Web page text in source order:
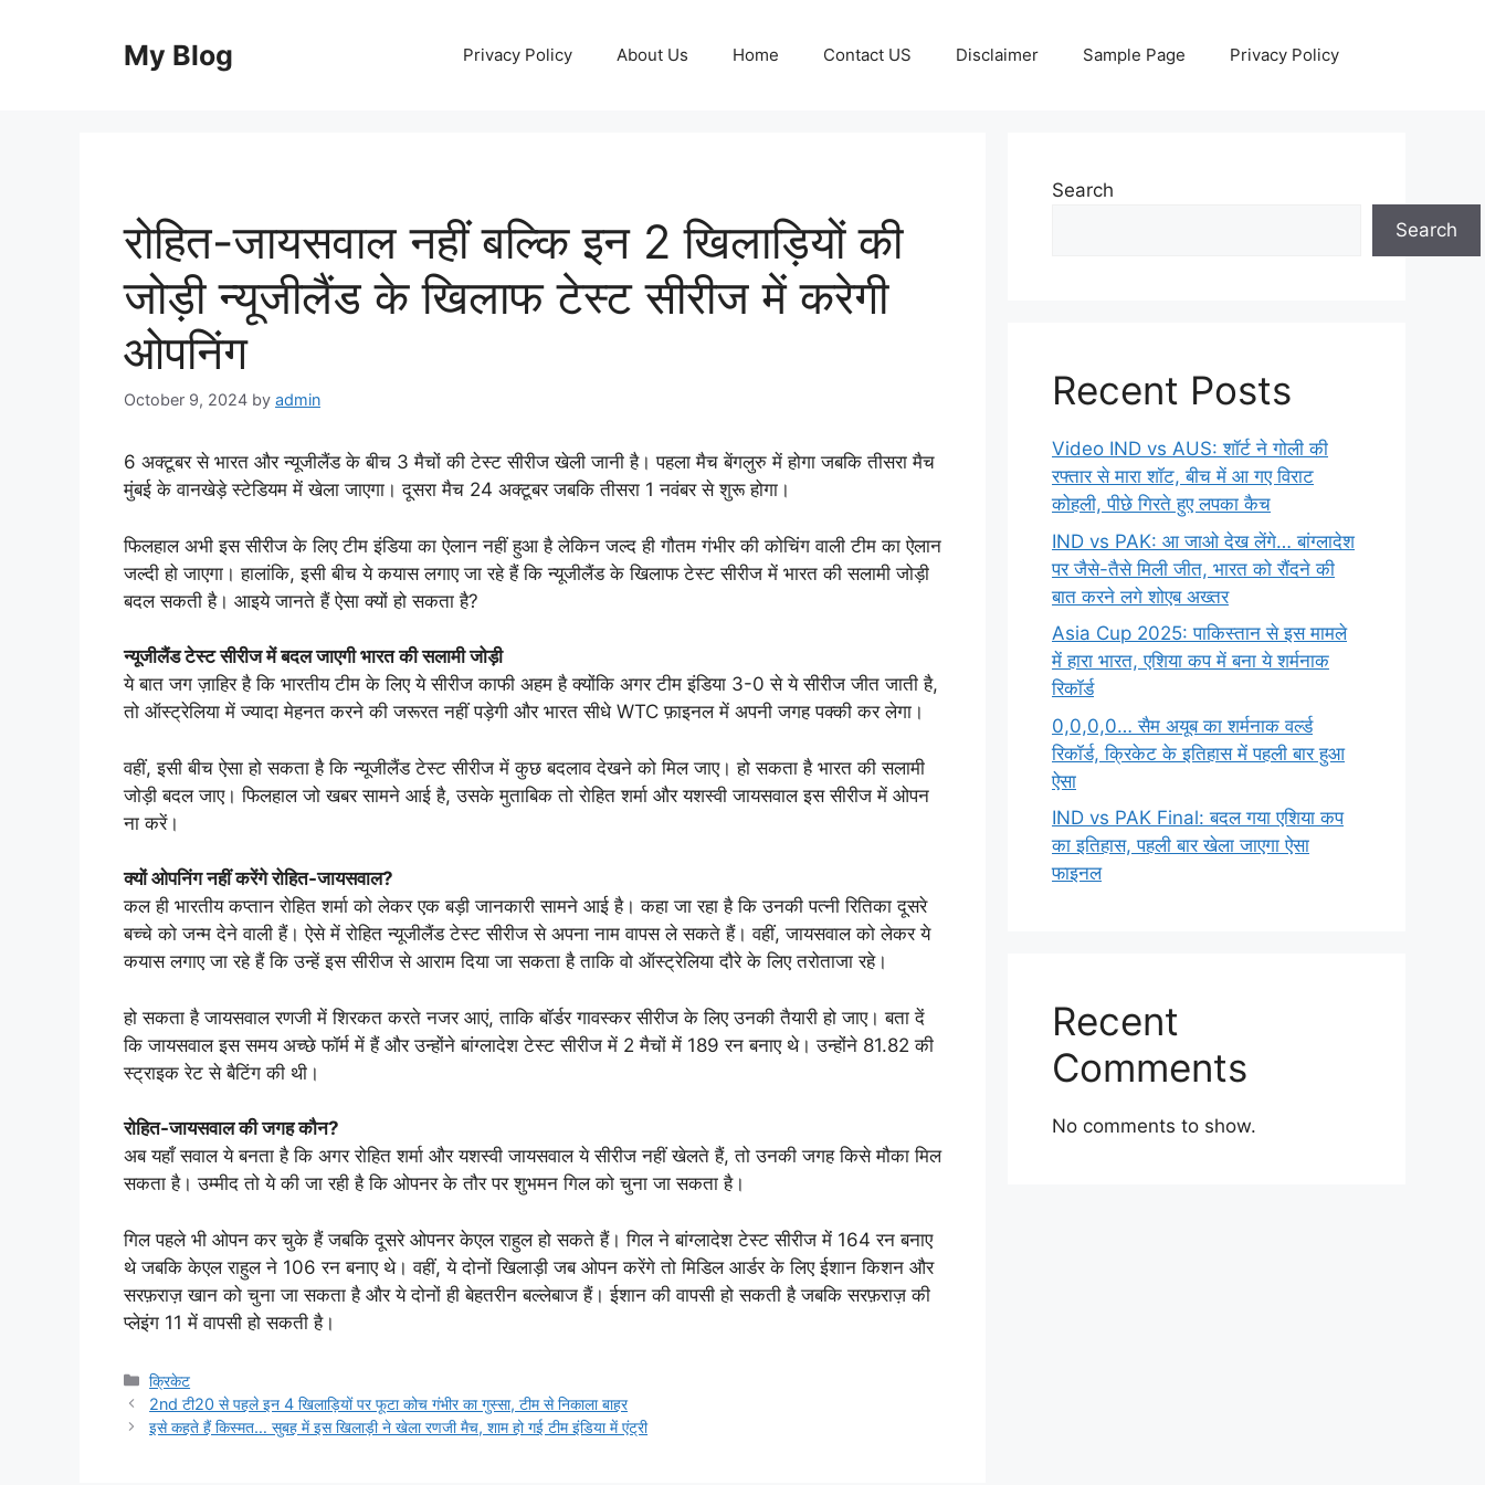
My Blog Privacy Policy About Us Home Contact US Disclaimer Sample Page Privacy Policy
रोहित-जायसवाल नहीं बल्कि इन 2 खिलाड़ियों की
जोड़ी न्यूजीलैंड के खिलाफ टेस्ट सीरीज में करेगी
ओपनिंग
October 9, 2024 by admin
6 अक्टूबर से भारत और न्यूजीलैंड के बीच 3 मैचों की टेस्ट सीरीज खेली जानी है। पहला मैच बेंगलुरु में होगा जबकि तीसरा मैच
मुंबई के वानखेड़े स्टेडियम में खेला जाएगा। दूसरा मैच 24 अक्टूबर जबकि तीसरा 1 नवंबर से शुरू होगा।
फिलहाल अभी इस सीरीज के लिए टीम इंडिया का ऐलान नहीं हुआ है लेकिन जल्द ही गौतम गंभीर की कोचिंग वाली टीम का ऐलान
जल्दी हो जाएगा। हालांकि, इसी बीच ये कयास लगाए जा रहे हैं कि न्यूजीलैंड के खिलाफ टेस्ट सीरीज में भारत की सलामी जोड़ी
बदल सकती है। आइये जानते हैं ऐसा क्यों हो सकता है?
न्यूजीलैंड टेस्ट सीरीज में बदल जाएगी भारत की सलामी जोड़ी
ये बात जग ज़ाहिर है कि भारतीय टीम के लिए ये सीरीज काफी अहम है क्योंकि अगर टीम इंडिया 3-0 से ये सीरीज जीत जाती है,
तो ऑस्ट्रेलिया में ज्यादा मेहनत करने की जरूरत नहीं पड़ेगी और भारत सीधे WTC फ़ाइनल में अपनी जगह पक्की कर लेगा।
वहीं, इसी बीच ऐसा हो सकता है कि न्यूजीलैंड टेस्ट सीरीज में कुछ बदलाव देखने को मिल जाए। हो सकता है भारत की सलामी
जोड़ी बदल जाए। फिलहाल जो खबर सामने आई है, उसके मुताबिक तो रोहित शर्मा और यशस्वी जायसवाल इस सीरीज में ओपन
ना करें।
क्यों ओपनिंग नहीं करेंगे रोहित-जायसवाल?
कल ही भारतीय कप्तान रोहित शर्मा को लेकर एक बड़ी जानकारी सामने आई है। कहा जा रहा है कि उनकी पत्नी रितिका दूसरे
बच्चे को जन्म देने वाली हैं। ऐसे में रोहित न्यूजीलैंड टेस्ट सीरीज से अपना नाम वापस ले सकते हैं। वहीं, जायसवाल को लेकर ये
कयास लगाए जा रहे हैं कि उन्हें इस सीरीज से आराम दिया जा सकता है ताकि वो ऑस्ट्रेलिया दौरे के लिए तरोताजा रहे।
हो सकता है जायसवाल रणजी में शिरकत करते नजर आएं, ताकि बॉर्डर गावस्कर सीरीज के लिए उनकी तैयारी हो जाए। बता दें
कि जायसवाल इस समय अच्छे फॉर्म में हैं और उन्होंने बांग्लादेश टेस्ट सीरीज में 2 मैचों में 189 रन बनाए थे। उन्होंने 81.82 की
स्ट्राइक रेट से बैटिंग की थी।
रोहित-जायसवाल की जगह कौन?
अब यहाँ सवाल ये बनता है कि अगर रोहित शर्मा और यशस्वी जायसवाल ये सीरीज नहीं खेलते हैं, तो उनकी जगह किसे मौका मिल
सकता है। उम्मीद तो ये की जा रही है कि ओपनर के तौर पर शुभमन गिल को चुना जा सकता है।
गिल पहले भी ओपन कर चुके हैं जबकि दूसरे ओपनर केएल राहुल हो सकते हैं। गिल ने बांग्लादेश टेस्ट सीरीज में 164 रन बनाए
थे जबकि केएल राहुल ने 106 रन बनाए थे। वहीं, ये दोनों खिलाड़ी जब ओपन करेंगे तो मिडिल आर्डर के लिए ईशान किशन और
सरफ़राज़ खान को चुना जा सकता है और ये दोनों ही बेहतरीन बल्लेबाज हैं। ईशान की वापसी हो सकती है जबकि सरफ़राज़ की
प्लेइंग 11 में वापसी हो सकती है।
Categories
क्रिकेट
2nd टी20 से पहले इन 4 खिलाड़ियों पर फूटा कोच गंभीर का गुस्सा, टीम से निकाला बाहर
इसे कहते हैं किस्मत… सुबह में इस खिलाड़ी ने खेला रणजी मैच, शाम हो गई टीम इंडिया में एंट्री
Search
Search
Recent Posts
Video IND vs AUS: शॉर्ट ने गोली की
रफ्तार से मारा शॉट, बीच में आ गए विराट
कोहली, पीछे गिरते हुए लपका कैच
IND vs PAK: आ जाओ देख लेंगे… बांग्लादेश
पर जैसे-तैसे मिली जीत, भारत को रौंदने की
बात करने लगे शोएब अख्तर
Asia Cup 2025: पाकिस्तान से इस मामले
में हारा भारत, एशिया कप में बना ये शर्मनाक
रिकॉर्ड
0,0,0,0… सैम अयूब का शर्मनाक वर्ल्ड
रिकॉर्ड, क्रिकेट के इतिहास में पहली बार हुआ
ऐसा
IND vs PAK Final: बदल गया एशिया कप
का इतिहास, पहली बार खेला जाएगा ऐसा
फाइनल
Recent
Comments
No comments to show.